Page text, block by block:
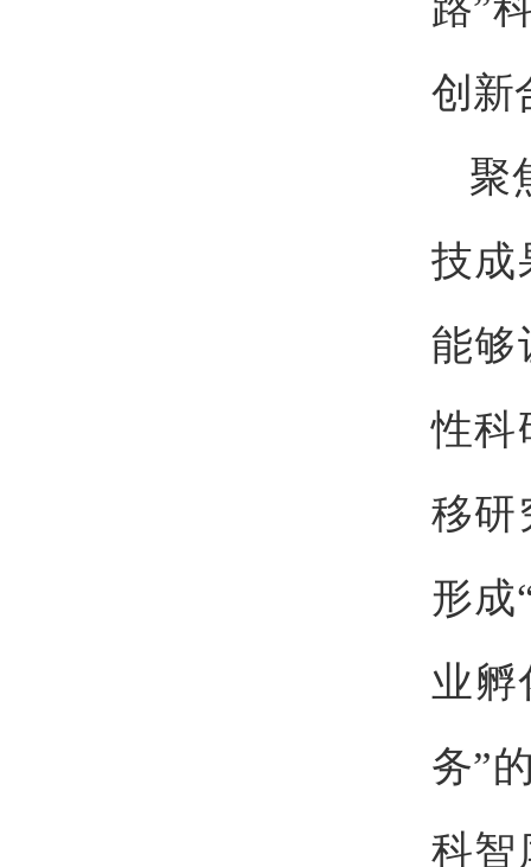
创新
聚
技成
能够
性科
移研
形成
业孵
务”
科智